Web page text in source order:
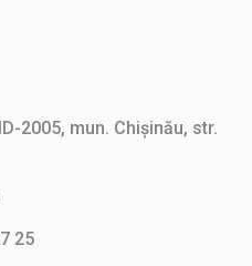
2005, mun. Chișinău, str.
25